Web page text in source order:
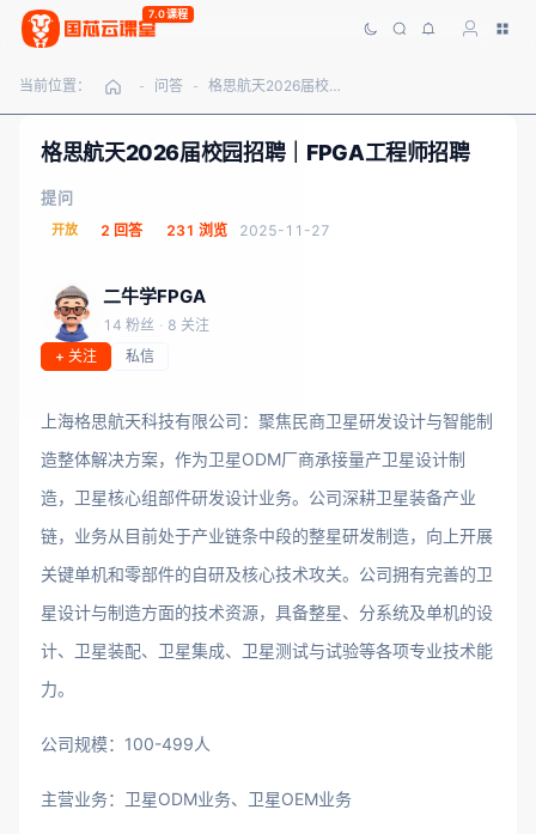
7.0课程
当前位置： - 问答 - 格思航天2026届校园招聘｜FPGA工程师招聘
格思航天2026届校园招聘｜FPGA工程师招聘
提问
开放 2 回答 231 浏览 2025-11-27
二牛学FPGA
14 粉丝 · 8 关注
+ 关注
私信
上海格思航天科技有限公司：聚焦民商卫星研发设计与智能制
造整体解决方案，作为卫星ODM厂商承接量产卫星设计制
造，卫星核心组部件研发设计业务。公司深耕卫星装备产业
链，业务从目前处于产业链条中段的整星研发制造，向上开展
关键单机和零部件的自研及核心技术攻关。公司拥有完善的卫
星设计与制造方面的技术资源，具备整星、分系统及单机的设
计、卫星装配、卫星集成、卫星测试与试验等各项专业技术能
力。
公司规模：100-499人
主营业务：卫星ODM业务、卫星OEM业务